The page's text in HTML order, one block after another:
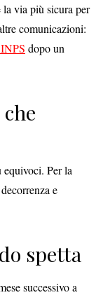
via più sicura per
comunicazioni:
dopo un
equivoci. Per la
e
spetta
successivo a